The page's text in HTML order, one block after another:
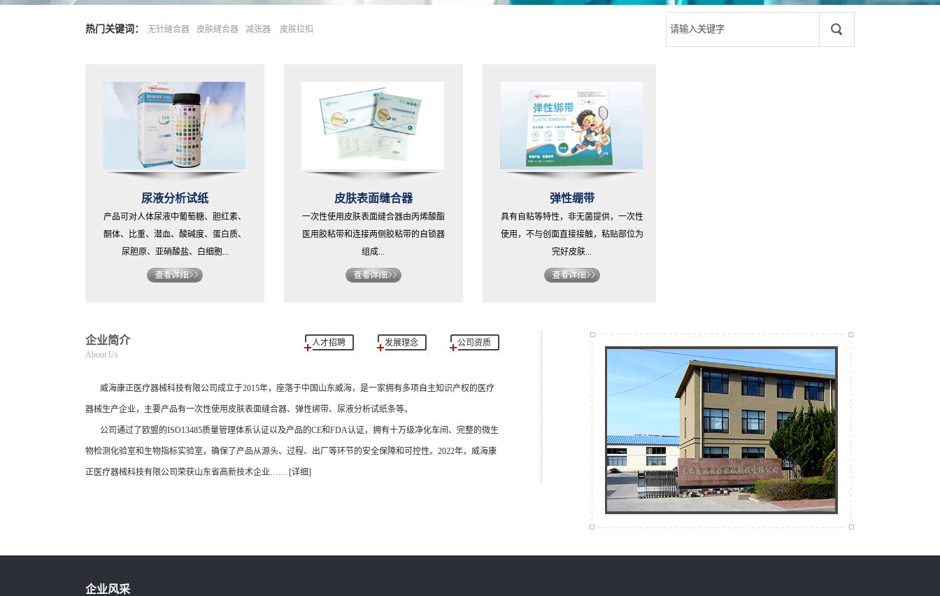
热门关键词： 无针缝合器 皮肤缝合器 减张器 皮肤拉扣
尿液分析试纸
产品可对人体尿液中葡萄糖、胆红素、
酮体、比重、潜血、酸碱度、蛋白质、
尿胆原、亚硝酸盐、白细胞...
皮肤表面缝合器
一次性使用皮肤表面缝合器由丙烯酸酯
医用胶粘带和连接两侧胶粘带的自锁器
组成...
弹性绷带
具有自粘等特性，非无菌提供，一次性
使用，不与创面直接接触，粘贴部位为
完好皮肤...
企业简介
About Us
公司资质
发展理念
人才招聘
威海康正医疗器械科技有限公司成立于2015年，座落于中国山东威海，是一家拥有多项自主知识产权的医疗
器械生产企业，主要产品有一次性使用皮肤表面缝合器、弹性绑带、尿液分析试纸条等。
公司通过了欧盟的ISO13485质量管理体系认证以及产品的CE和FDA认证，拥有十万级净化车间、完整的微生
物检测化验室和生物指标实验室，确保了产品从源头、过程、出厂等环节的安全保障和可控性。2022年，威海康
正医疗器械科技有限公司荣获山东省高新技术企业…… [详细]
企业风采
问
公立医院再度大量消失，医疗市场格局或将大…
答
6月12日，最新版全国医疗卫生机构统计数据、全国医